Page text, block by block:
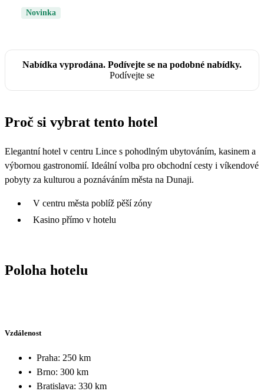
Novinka
Nabídka vyprodána. Podívejte se na podobné nabídky.
Podívejte se
Proč si vybrat tento hotel
Elegantní hotel v centru Lince s pohodlným ubytováním, kasinem a
výbornou gastronomií. Ideální volba pro obchodní cesty i víkendové
pobyty za kulturou a poznáváním města na Dunaji.
V centru města poblíž pěší zóny
Kasino přímo v hotelu
Poloha hotelu
Vzdálenost
• Praha: 250 km
• Brno: 300 km
• Bratislava: 330 km